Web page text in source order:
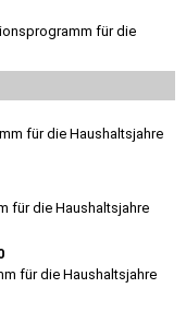
für die
für die Haushaltsjahre
für die Haushaltsjahre
für die Haushaltsjahre